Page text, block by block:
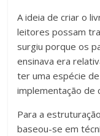
A ideia de criar o
leitores possam
surgiu porque os
ensinava era
ter uma espécie
implementação de
Para a
baseou-se em